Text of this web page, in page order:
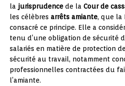
la jurisprudence de la Cour de
les célèbres arrêts amiante, que la
consacré ce principe. Elle a
tenu d’une obligation de sécurité
salariés en matière de protection
sécurité au travail, notamment
professionnelles contractées du
l’amiante.